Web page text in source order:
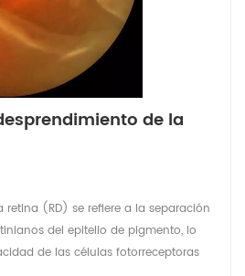
de la
retina (RD) se refiere a la separación
del epitelio de pigmento, lo
de las células fotorreceptoras